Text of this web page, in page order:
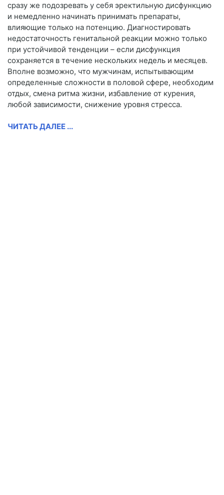
сразу же подозревать у себя эректильную дисфункцию
и немедленно начинать принимать препараты,
влияющие только на потенцию. Диагностировать
недостаточность генитальной реакции можно только
при устойчивой тенденции – если дисфункция
сохраняется в течение нескольких недель и месяцев.
Вполне возможно, что мужчинам, испытывающим
определенные сложности в половой сфере, необходим
отдых, смена ритма жизни, избавление от курения,
любой зависимости, снижение уровня стресса.
ЧИТАТЬ ДАЛЕЕ ...